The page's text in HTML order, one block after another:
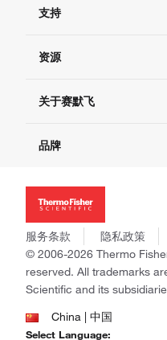
订单支持
现货供应中心
支持
联系我们 - 400 820 8982
查找文件&证书
资源
促销
社交媒体
关于赛默飞
招聘
新闻
社会责任
商标
政策和通知
品牌
Applied Biosystems
Invitrogen
Gibco
Ion Torrent
Unity Lab Services
Patheon
PPD
服务条款 隐私政策
© 2006-2026 Thermo
reserved. All trademarks
Scientific and its
China | 中国
Select Language: